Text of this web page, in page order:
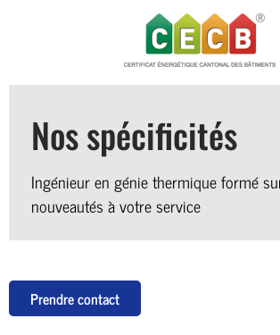
Nos spécificités
Ingénieur en génie thermique formé
nouveautés à votre service
Prendre contact